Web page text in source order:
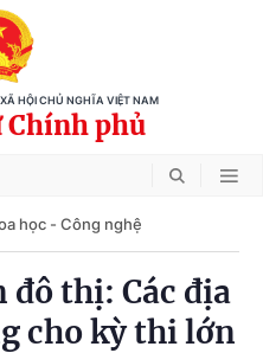
HỘI CHỦ NGHĨA VIỆT NAM
Chính phủ
học - Công nghệ
thị: Các địa
cho kỳ thi lớn